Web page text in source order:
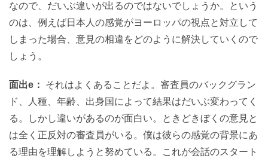
なので、だいぶ違いが出るのではないでしょうか。という
のは、例えば日本人の感覚がヨーロッパの視点と対立して
しまった場合、意見の相違をどのように解決していくので
しょう。
面出e：
それはよくあることだよ。審査員のバックグラン
ド、人種、年齢、出身国によって結果はだいぶ変わってく
る。しかし違いがあるのが面白い。ときどきぼくの意見と
は全く正反対の審査員がいる。僕は彼らの感覚の背景にあ
る理由を理解しようと努めている。これが会話のスタート